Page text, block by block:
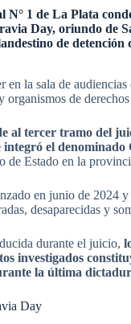
1 de La Plata
Day, oriundo de
de
la sala de
organismos de
al tercer tramo del
integró el
de Estado en la
en junio de 2024
desaparecidas y
durante el juicio,
investigados
la última
Day